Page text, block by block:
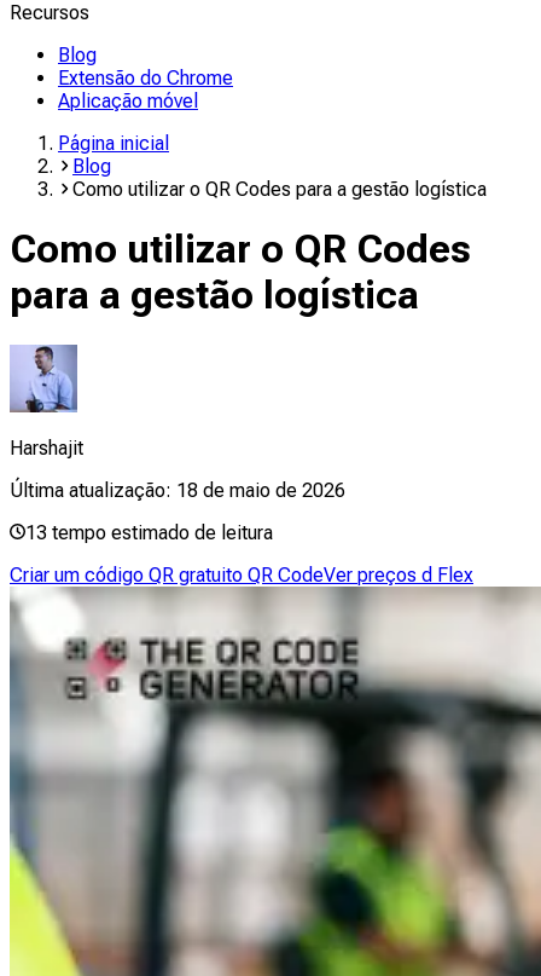
Recursos
Blog
Extensão do Chrome
Aplicação móvel
Página inicial
Blog
Como utilizar o QR Codes para a gestão logística
Como utilizar o QR Codes
para a gestão logística
Harshajit
Última atualização: 18 de maio de 2026
13 tempo estimado de leitura
Criar um código QR gratuito QR CodeVer preços d Flex